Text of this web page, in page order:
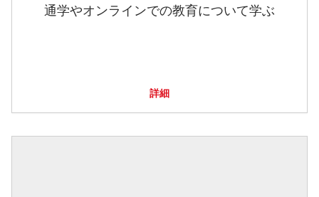
通学やオンラインでの教育について学ぶ
詳細